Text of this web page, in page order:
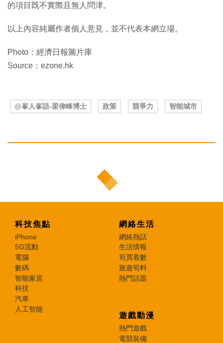
的項目既不實際且無人問津。
以上內容純屬作者個人意見，並不代表本網立場。
Photo：經濟日報圖片庫
Source：ezone.hk
@峯人峯語-梁偉峰博士 政策 競爭力 智能城市
科技焦點
iPhone
5G流動
電腦
數碼
智能家居
科技
汽車
人工智能
網絡生活
網絡熱話
生活情報
筍買着數
旅遊筍料
熱門話題
遊戲動漫
熱門遊戲
電競裝備